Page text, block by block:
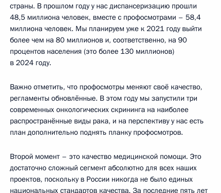
страны. В прошлом году у нас диспансеризацию прошли
48,5 миллиона человек, вместе с профосмотрами – 58,4
миллиона человек. Мы планируем уже к 2021 году выйти
более чем на 80 миллионов и, соответственно, на 90
процентов населения (это более 130 миллионов)
в 2024 году.
Важно отметить, что профосмотры меняют своё качество,
регламенты обновлённые. В этом году мы запустили три
современных онкологических скрининга на наиболее
распространённые виды рака, и на перспективу у нас есть
план дополнительно поднять планку профосмотров.
Второй момент – это качество медицинской помощи. Это
достаточно сложный сегмент абсолютно для всех наших
проектов, поскольку в России никогда не было единых
национальных стандартов качества. За последние пять лет